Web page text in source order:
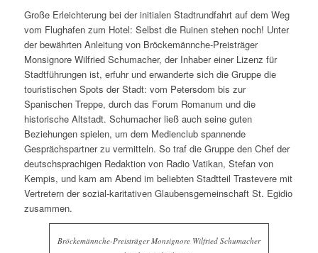
Große Erleichterung bei der initialen Stadtrundfahrt auf dem Weg
vom Flughafen zum Hotel: Selbst die Ruinen stehen noch! Unter
der bewährten Anleitung von Bröckemännche-Preisträger
Monsignore Wilfried Schumacher, der Inhaber einer Lizenz für
Stadtführungen ist, erfuhr und erwanderte sich die Gruppe die
touristischen Spots der Stadt: vom Petersdom bis zur
Spanischen Treppe, durch das Forum Romanum und die
historische Altstadt. Schumacher ließ auch seine guten
Beziehungen spielen, um dem Medienclub spannende
Gesprächspartner zu vermitteln. So traf die Gruppe den Chef der
deutschsprachigen Redaktion von Radio Vatikan, Stefan von
Kempis, und kam am Abend im beliebten Stadtteil Trastevere mit
Vertretern der sozial-karitativen Glaubensgemeinschaft St. Egidio
zusammen.
Bröckemännche-Preisträger Monsignore Wilfried Schumacher